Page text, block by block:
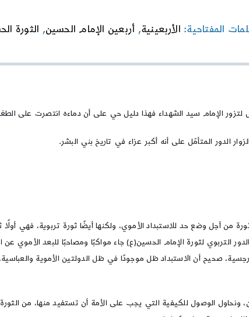
المفتاحية: الأربعينية, أربعين الإمام الحسين, الثورة
لتزور الإمام سيد الشهداء فهذا دليل حي على أن دماءه انتصرت على
الدور المتأمّل على أنه أكبر عزاء في تاريخ بني البشر.
من أجل وضع حد للاستبداد الأموي، ولكنها أيضًا ثورة تربوية، فهي
التربوي لثورة الإمام الحسين(ع) جاء مواكبًا ومصاحبًا للبعد الأموي عن
صحيح أن الاستبداد ظل موجودًا في ظل الدولتين الأموية
الوصول للكيفية التي يجب على الأمة أن تستفيد منها، من الثورة